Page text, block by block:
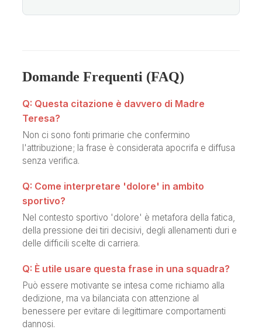
Domande Frequenti (FAQ)
Q: Questa citazione è davvero di Madre
Teresa?
Non ci sono fonti primarie che confermino
l'attribuzione; la frase è considerata apocrifa e diffusa
senza verifica.
Q: Come interpretare 'dolore' in ambito
sportivo?
Nel contesto sportivo 'dolore' è metafora della fatica,
della pressione dei tiri decisivi, degli allenamenti duri e
delle difficili scelte di carriera.
Q: È utile usare questa frase in una squadra?
Può essere motivante se intesa come richiamo alla
dedizione, ma va bilanciata con attenzione al
benessere per evitare di legittimare comportamenti
dannosi.